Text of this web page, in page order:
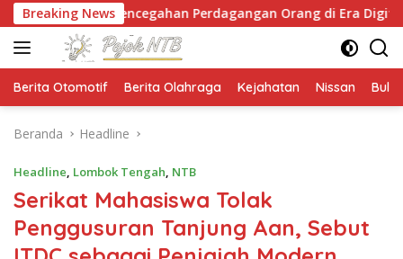
Langsung
ke
konten
Breaking News
Pencegahan Perdagangan Orang di Era Digital NTB
Berita Otomotif Berita Olahraga Kejahatan Nissan
Beranda Headline
Headline, Lombok Tengah, NTB
Serikat Mahasiswa Tolak
Penggusuran Tanjung Aan, Sebut